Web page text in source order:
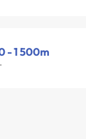
- 1 500m